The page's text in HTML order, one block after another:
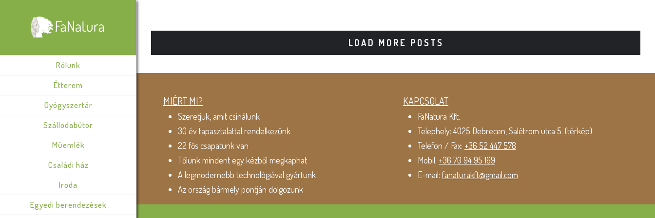
Rólunk
Étterem
Gyógyszertár
Szállodabútor
Műemlék
Családi ház
Iroda
Egyedi berendezések
LOAD MORE POSTS
MIÉRT MI?
Szeretjük, amit csinálunk
30 év tapasztalattal rendelkezünk
22 fős csapatunk van
Tőlünk mindent egy kézből megkaphat
A legmodernebb technológiával gyártunk
Az ország bármely pontján dolgozunk
KAPCSOLAT
FaNatura Kft.
Telephely:4025 Debrecen, Salétrom utca 5. (térkép)
Telefon / Fax: +36 52 447 578
Mobil: +36 70 94 95 169
E-mail: fanaturakft@gmail.com